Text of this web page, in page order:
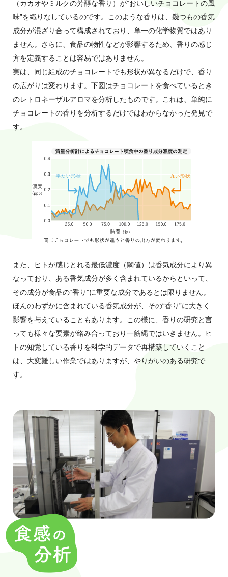
（カカオやミルクの芳醇な香り）が”おいしいチョコレートの風
味”を織りなしているのです。このような香りは、幾つもの香気
成分が混ざり合って構成されており、単一の化学物質ではあり
ません。さらに、食品の物性などが影響するため、香りの感じ
方を定義することは容易ではありません。
実は、同じ組成のチョコレートでも形状が異なるだけで、香り
の広がりは変わります。下図はチョコレートを食べているとき
のレトロネーザルアロマを分析したものです。これは、単純に
チョコレートの香りを分析するだけではわからなかった発見で
す。
また、ヒトが感じとれる最低濃度（閾値）は香気成分により異
なっており、ある香気成分が多く含まれているからといって、
その成分が食品の“香り”に重要な成分であるとは限りません。
ほんのわずかに含まれている香気成分が、その“香り”に大きく
影響を与えていることもあります。この様に、香りの研究と言
っても様々な要素が絡み合っており一筋縄ではいきません。ヒ
トの知覚している香りを科学的データで再構築していくこと
は、大変難しい作業ではありますが、やりがいのある研究で
す。